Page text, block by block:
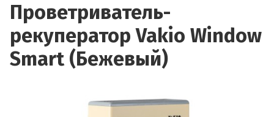
Проветриватель-
рекуператор Vakio Window
Smart (Бежевый)